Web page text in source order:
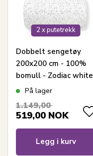
2 x putetrekk
Dobbelt sengetøy
200x200 cm - 100%
bomull - Zodiac white
- Vendbar med
På lager
1.149,00
519,00 NOK
Legg i kurv